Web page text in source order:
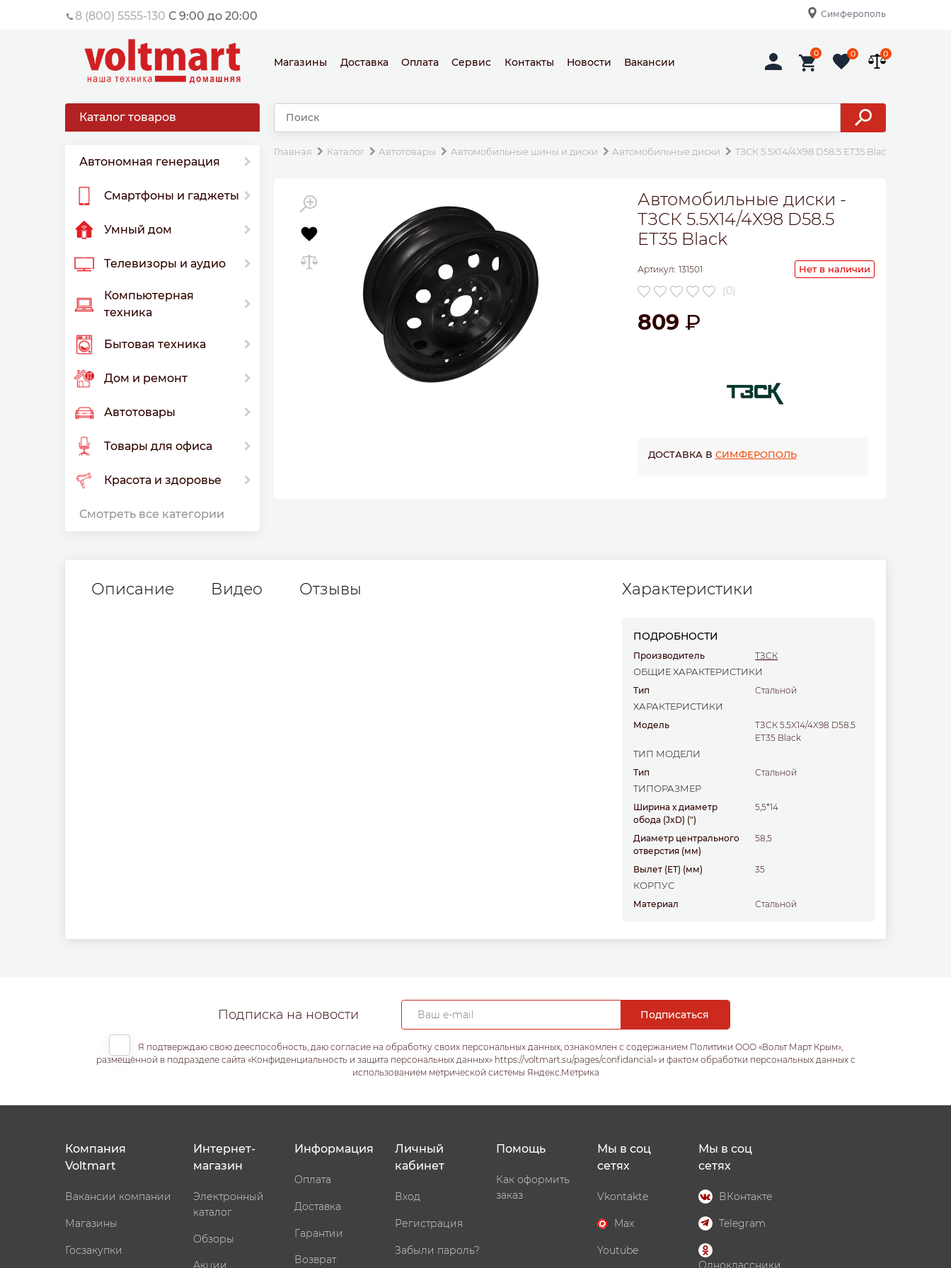
8 (800) 5555-130 С 9:00 до 20:00 Симферополь
Магазины Доставка Оплата Сервис Контакты Новости Вакансии
0 0 0
Каталог товаров
Автономная генерация
Смартфоны и гаджеты
Умный дом
Телевизоры и аудио
Компьютерная
техника
Бытовая техника
Дом и ремонт
Автотовары
Товары для офиса
Красота и здоровье
Смотреть все категории
Главная Каталог Автотовары Автомобильные шины и диски Автомобильные диски ТЗСК 5.5X14/4X98 D58.5 ET35 Black
Автомобильные диски -
ТЗСК 5.5X14/4X98 D58.5
ET35 Black
Артикул: 131501 Нет в наличии
(0)
809
ДОСТАВКА В СИМФЕРОПОЛЬ
Описание Видео Отзывы Характеристики
ПОДРОБНОСТИ
Производитель ТЗСК
ОБЩИЕ ХАРАКТЕРИСТИКИ
Тип стальной
ХАРАКТЕРИСТИКИ
Модель
ТЗСК 5.5X14/4X98 D58.5
ET35 Black
ТИП МОДЕЛИ
Тип стальной
ТИПОРАЗМЕР
Ширина х диаметр
обода (JxD) (")
5,5*14
Диаметр центрального
отверстия (мм)
58,5
Вылет (ET) (мм) 35
КОРПУС
Материал стальной
Подписка на новости
Я подтверждаю свою дееспособность, даю согласие на обработку своих персональных данных, ознакомлен с содержанием Политики ООО «Вольт Март Крым»,
размещённой в подразделе сайта «Конфиденциальность и защита персональных данных» https://voltmart.su/pages/confidancial» и фактом обработки персональных данных с
использованием метрической системы Яндекс.Метрика
Компания
Voltmart
Вакансии компании
Магазины
Госзакупки
Интернет-
магазин
Электронный
каталог
Обзоры
Акции
Информация
Оплата
Доставка
Гарантии
Возврат
Личный
кабинет
Вход
Регистрация
Забыли пароль?
Помощь
Как оформить
заказ
Мы в соц
сетях
Vkontakte
Max
Youtube
Мы в соц
сетях
ВКонтакте
Telegram
Одноклассники